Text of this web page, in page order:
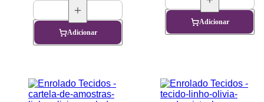
Adicionar
Adicionar